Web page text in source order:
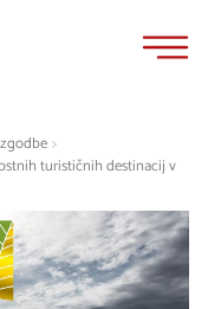
>
turističnih destinacij v